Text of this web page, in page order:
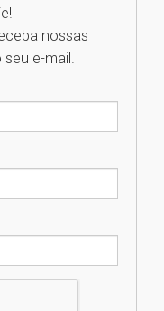
Mackenzie
seus
o PAS antes
Médio
podem investir
reúne
nossas
e-mail.